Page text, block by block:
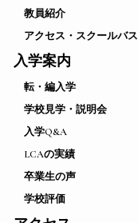
教員紹介
アクセス・スクールバス
入学案内
転・編入学
学校見学・説明会
入学Q&A
LCAの実績
卒業生の声
学校評価